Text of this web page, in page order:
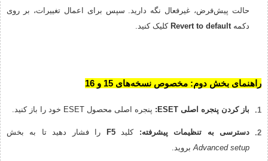
حالت پیش‌فرض، غیرفعال نگه دارید. سپس برای اعمال تغییرات، بر روی
دکمهRevert to default کلیک کنید.
راهنمای بخش دوم: مخصوص نسخه‌های 15 و 16
باز کردن پنجره اصلی ESET: پنجره اصلی محصول ESET خود را باز کنید.
دسترسی به تنظیمات پیشرفته: کلیدF5
را فشار دهید تا به بخش
Advanced setupبروید.